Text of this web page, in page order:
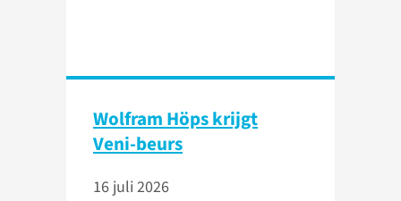
Wolfram Höps krijgt
Veni-beurs
16 juli 2026